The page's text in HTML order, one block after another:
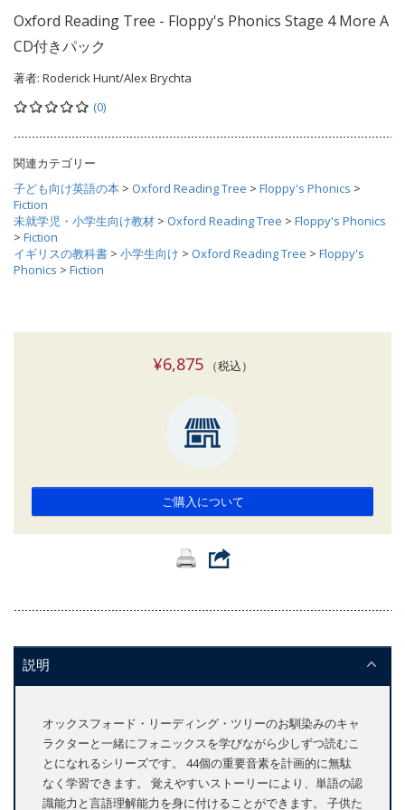
Oxford Reading Tree - Floppy's Phonics Stage 4 More A
CD付きパック
著者: Roderick Hunt/Alex Brychta
(0)
関連カテゴリー
子ども向け英語の本 > Oxford Reading Tree > Floppy's Phonics >
Fiction
未就学児・小学生向け教材 > Oxford Reading Tree > Floppy's Phonics
> Fiction
イギリスの教科書 > 小学生向け > Oxford Reading Tree > Floppy's
Phonics > Fiction
¥6,875（税込）
ご購入について
説明
オックスフォード・リーディング・ツリーのお馴染みのキャ
ラクターと一緒にフォニックスを学びながら少しずつ読むこ
とになれるシリーズです。 44個の重要音素を計画的に無駄
なく学習できます。 覚えやすいストーリーにより、単語の認
識能力と言語理解能力を身に付けることができます。 子供た